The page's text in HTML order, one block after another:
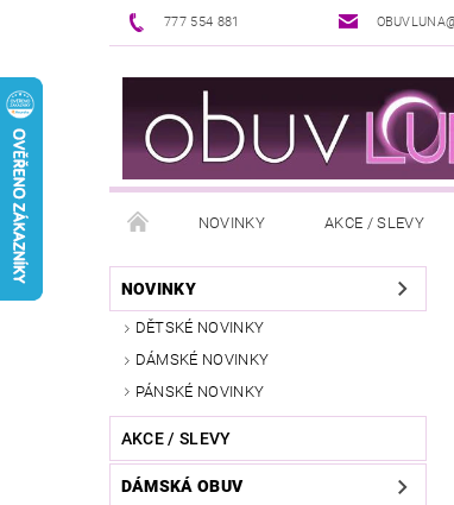
777 554 881
NOVINKY AKCE / SLEVY
PUNČOCHOVÉ ZBOŽÍ DOPLŇKY K
REKLAMAČNÍ ŘÁD OŠETŘOVÁNÍ A
NOVINKY
DĚTSKÉ NOVINKY
DÁMSKÉ NOVINKY
PÁNSKÉ NOVINKY
AKCE / SLEVY
DÁMSKÁ OBUV